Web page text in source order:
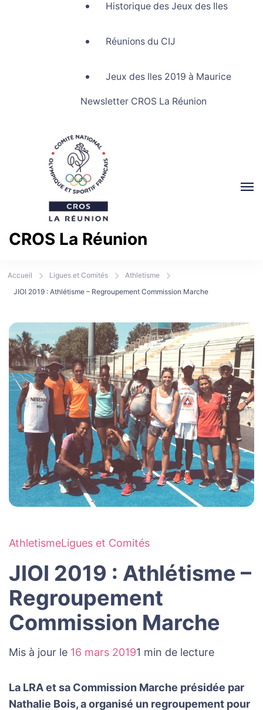
Historique des Jeux des Iles
Réunions du CIJ
Jeux des Iles 2019 à Maurice
Newsletter CROS La Réunion
CROS La Réunion
Accueil Ligues et Comités
Athletisme
JIOI 2019 : Athlétisme – Regroupement Commission Marche
AthletismeLigues et Comités
JIOI 2019 : Athlétisme –
Regroupement
Commission Marche
Mis à jour le 16 mars 20191 min de lecture
La LRA et sa Commission Marche présidée par
Nathalie Bois, a organisé un regroupement pour